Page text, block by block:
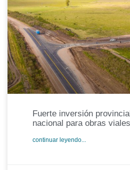
Fuerte inversión
nacional para obras
continuar leyendo...